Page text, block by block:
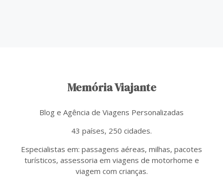
Memória Viajante
Blog e Agência de Viagens Personalizadas
43 países, 250 cidades.
Especialistas em: passagens aéreas, milhas, pacotes
turísticos, assessoria em viagens de motorhome e
viagem com crianças.